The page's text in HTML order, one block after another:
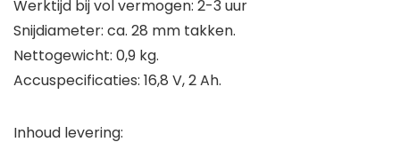
Werktijd bij vol vermogen: 2-3 uur
Snijdiameter: ca. 28 mm takken.
Nettogewicht: 0,9 kg.
Accuspecificaties: 16,8 V, 2 Ah.
Inhoud levering: